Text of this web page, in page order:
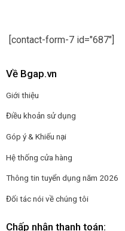
[contact-form-7 id="687"]
Về Bgap.vn
Giới thiệu
Điều khoản sử dụng
Góp ý & Khiếu nại
Hệ thống cửa hàng
Thông tin tuyển dụng năm 2026
Đối tác nói về chúng tôi
Chấp nhận thanh toán: